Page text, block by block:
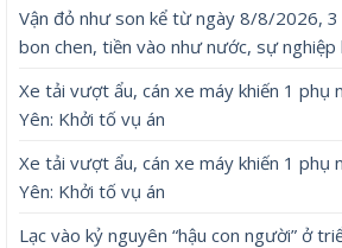
Vận đỏ như son kể từ ngày 8/8/2026, 3
bon chen, tiền vào như nước, sự nghiệp
Xe tải vượt ẩu, cán xe máy khiến 1
Yên: Khởi tố vụ án
Xe tải vượt ẩu, cán xe máy khiến 1
Yên: Khởi tố vụ án
Lạc vào kỷ nguyên “hậu con người” ở